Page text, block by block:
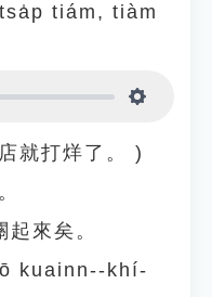
tiám, tiàm
就打烊了。 )
來矣。
kuainn--khí-